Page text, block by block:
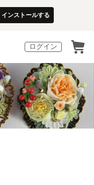
インストールする
ログイン